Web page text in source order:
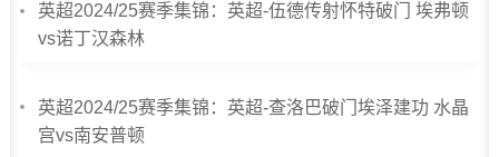
英超2024/25赛季集锦：英超-伍德传射怀特破门 埃弗顿
vs诺丁汉森林
英超2024/25赛季集锦：英超-查洛巴破门埃泽建功 水晶
宫vs南安普顿